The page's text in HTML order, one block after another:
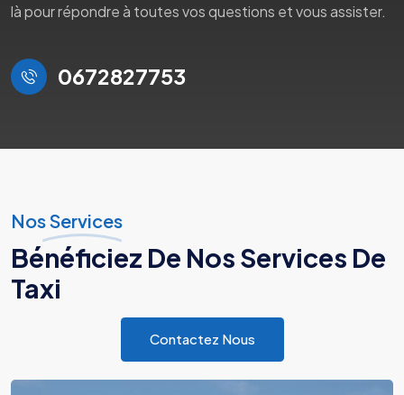
là pour répondre à toutes vos questions et vous assister.
0672827753
Nos Services
Bénéficiez De Nos Services De
Taxi
Contactez Nous